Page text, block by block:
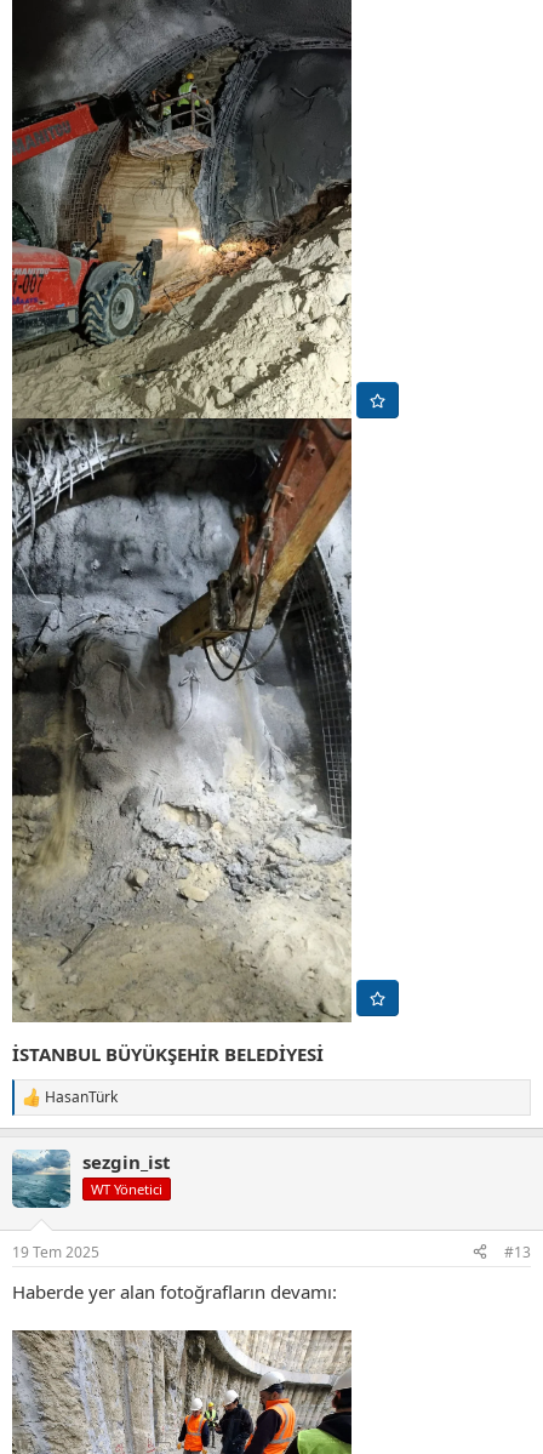
İSTANBUL BÜYÜKŞEHİR BELEDİYESİ
T
e
k
i
l
:
HasanTürk
sezgin_ist
WT Yönetici
19 Tem 2025 #13
Haberde yer alan fotoğrafların devamı: